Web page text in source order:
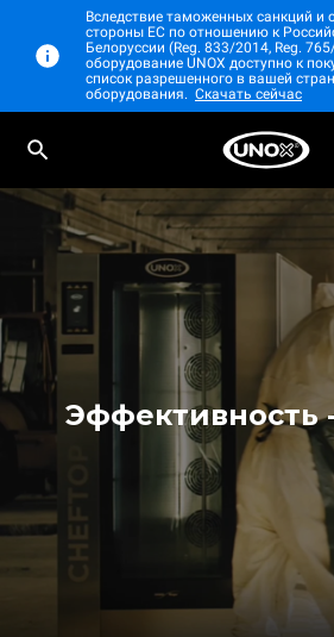
Вследствие таможенных санкций и
стороны ЕС по отношению к
Белоруссии (Reg. 833/2014, Reg.
оборудование UNOX доступно к
список разрешенного в вашей
оборудования. Скачать сейчас
Эффективность